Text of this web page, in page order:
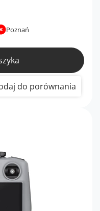
Poznań
do porównania